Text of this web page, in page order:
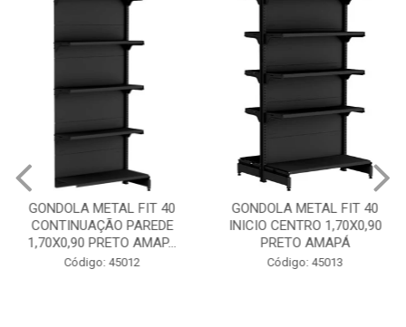
GONDOLA METAL FIT 40
CONTINUAÇÃO PAREDE
1,70X0,90 PRETO AMAP...
Código: 45012
GONDOLA METAL FIT 40
INICIO CENTRO 1,70X0,90
PRETO AMAPÁ
Código: 45013